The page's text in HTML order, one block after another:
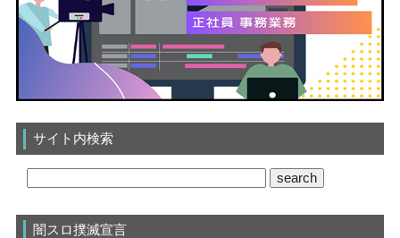
サイト内検索
闇スロ撲滅宣言